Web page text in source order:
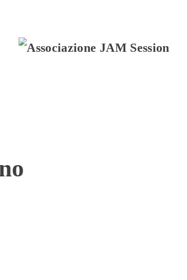
Borsa
Home Associazione